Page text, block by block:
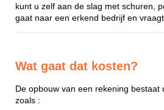
kunt u zelf aan de slag met schuren,
gaat naar een erkend bedrijf en
Wat gaat dat kosten?
De opbouw van een rekening bestaat
zoals :